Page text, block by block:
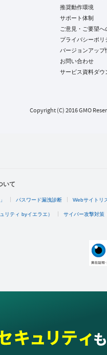
推奨動作環境
サポート体制
ご意見・ご要望へ
プライバシーポリ
バージョンアップ
お問い合わせ
サービス資料ダウ
Copyright (C) 2016 GMO
いて
パスワード漏洩診断 Webサイトリ
リティ byイエラエ） サイバー攻撃対策